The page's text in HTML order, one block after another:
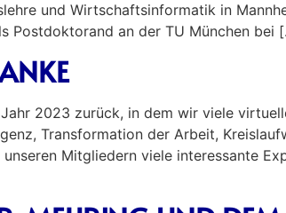
und Wirtschaftsinformatik in
Postdoktorand an der TU München bei
2023 zurück, in dem wir viele
Transformation der Arbeit,
Mitgliedern viele interessante